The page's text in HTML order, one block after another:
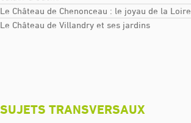
Le Château de Chenonceau : le joyau de la Loire
Le Château de Villandry et ses jardins
SUJETS TRANSVERSAUX